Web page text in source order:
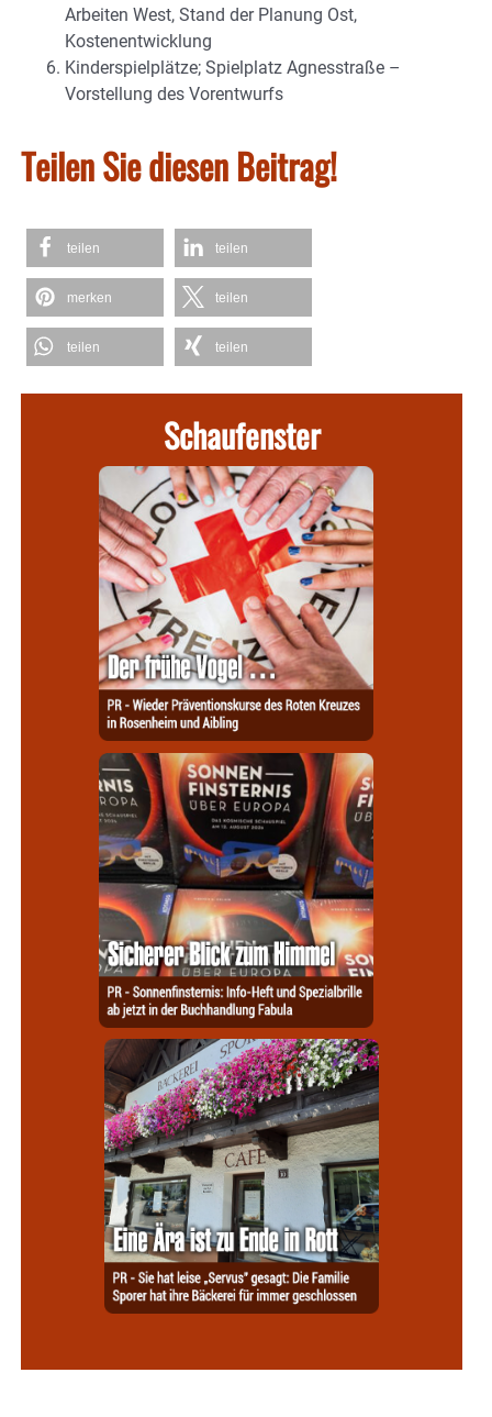
Arbeiten West, Stand der Planung Ost,
Kostenentwicklung
Kinderspielplätze; Spielplatz Agnesstraße –
Vorstellung des Vorentwurfs
Teilen Sie diesen Beitrag!
teilen teilen
merken teilen
teilen teilen
Schaufenster